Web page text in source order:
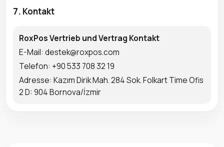
7. Kontakt
RoxPos Vertrieb und Vertrag Kontakt
E-Mail: destek@roxpos.com
Telefon: +90 533 708 32 19
Adresse: Kazım Dirik Mah. 284 Sok. Folkart Time Ofis
2 D: 904 Bornova/İzmir